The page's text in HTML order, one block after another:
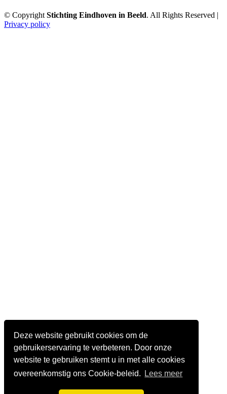
Deze website gebruikt cookies om de
gebruikerservaring te verbeteren. Door onze
website te gebruiken stemt u in met alle cookies
overeenkomstig ons Cookie-beleid.
Lees meer
© Copyright Stichting Eindhoven in Beeld. All Rights Reserved |
Privacy policy